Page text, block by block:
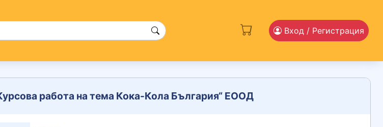
Вход / Регистрация
работа на тема Кока-Кола България“ ЕООД